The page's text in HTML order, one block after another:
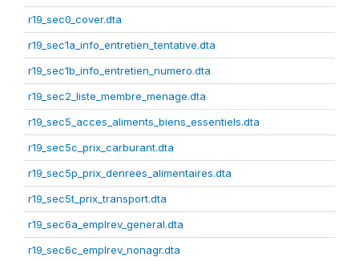
r19_sec0_cover.dta
r19_sec1a_info_entretien_tentative.dta
r19_sec1b_info_entretien_numero.dta
r19_sec2_liste_membre_menage.dta
r19_sec5_acces_aliments_biens_essentiels.dta
r19_sec5c_prix_carburant.dta
r19_sec5p_prix_denrees_alimentaires.dta
r19_sec5t_prix_transport.dta
r19_sec6a_emplrev_general.dta
r19_sec6c_emplrev_nonagr.dta